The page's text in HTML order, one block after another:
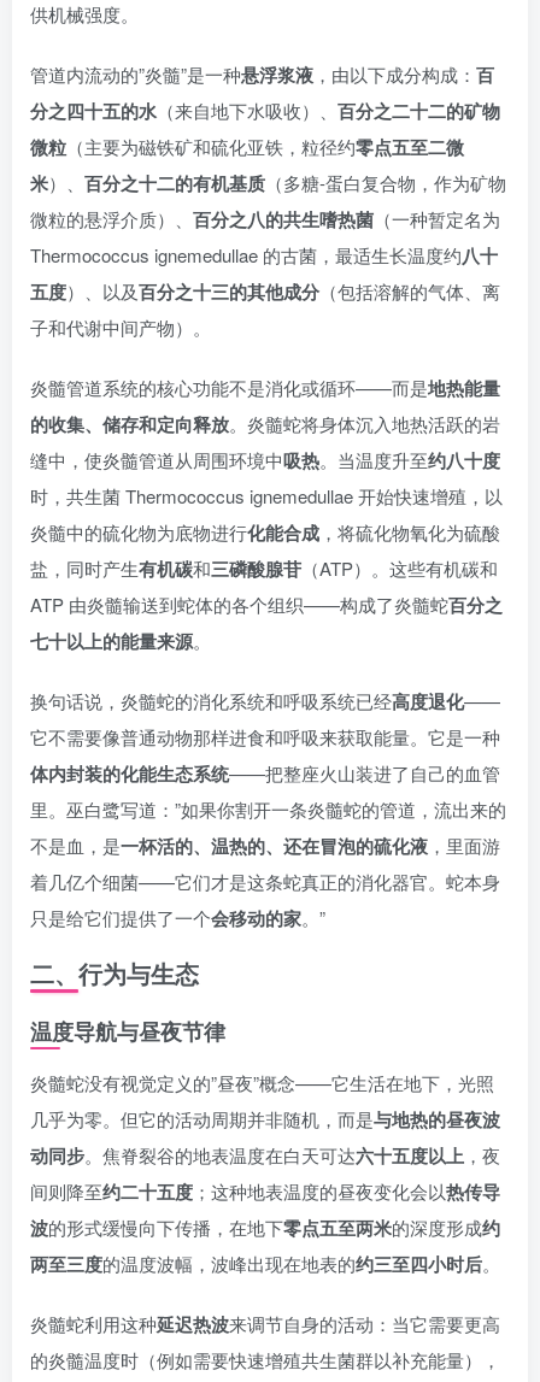
供机械强度。
管道内流动的”炎髓”是一种悬浮浆液 ，由以下成分构成： 百
分之四十五的水 （来自地下水吸收）、 百分之二十二的矿物
微粒 （主要为磁铁矿和硫化亚铁，粒径约零点五至二微
米）、 百分之十二的有机基质 （多糖-蛋白复合物，作为矿物
微粒的悬浮介质）、 百分之八的共生嗜热菌 （一种暂定名为
Thermococcus ignemedullae 的古菌，最适生长温度约八十
五度）、以及百分之十三的其他成分 （包括溶解的气体、离
子和代谢中间产物）。
炎髓管道系统的核心功能不是消化或循环——而是地热能量
的收集、储存和定向释放。炎髓蛇将身体沉入地热活跃的岩
缝中，使炎髓管道从周围环境中吸热。当温度升至约八十度
时，共生菌 Thermococcus ignemedullae 开始快速增殖，以
炎髓中的硫化物为底物进行化能合成 ，将硫化物氧化为硫酸
盐，同时产生有机碳和三磷酸腺苷 （ATP）。这些有机碳和
ATP 由炎髓输送到蛇体的各个组织——构成了炎髓蛇百分之
七十以上的能量来源。
换句话说，炎髓蛇的消化系统和呼吸系统已经高度退化——
它不需要像普通动物那样进食和呼吸来获取能量。它是一种
体内封装的化能生态系统——把整座火山装进了自己的血管
里。巫白鹭写道：”如果你割开一条炎髓蛇的管道，流出来的
不是血，是一杯活的、温热的、还在冒泡的硫化液 ，里面游
着几亿个细菌——它们才是这条蛇真正的消化器官。蛇本身
只是给它们提供了一个会移动的家。”
二、行为与生态
温度导航与昼夜节律
炎髓蛇没有视觉定义的”昼夜”概念——它生活在地下，光照
几乎为零。但它的活动周期并非随机，而是与地热的昼夜波
动同步。焦脊裂谷的地表温度在白天可达六十五度以上 ，夜
间则降至约二十五度 ；这种地表温度的昼夜变化会以热传导
波的形式缓慢向下传播，在地下零点五至两米的深度形成约
两至三度的温度波幅，波峰出现在地表的约三至四小时后。
炎髓蛇利用这种延迟热波来调节自身的活动：当它需要更高
的炎髓温度时（例如需要快速增殖共生菌群以补充能量），